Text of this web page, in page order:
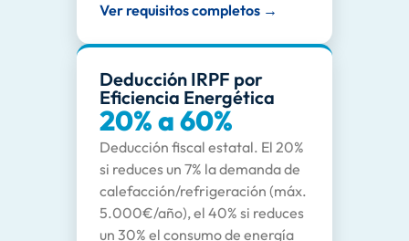
Ver requisitos completos →
Deducción IRPF por
Eficiencia Energética
20% a 60%
Deducción fiscal estatal. El 20%
si reduces un 7% la demanda de
calefacción/refrigeración (máx.
5.000€/año), el 40% si reduces
un 30% el consumo de energía